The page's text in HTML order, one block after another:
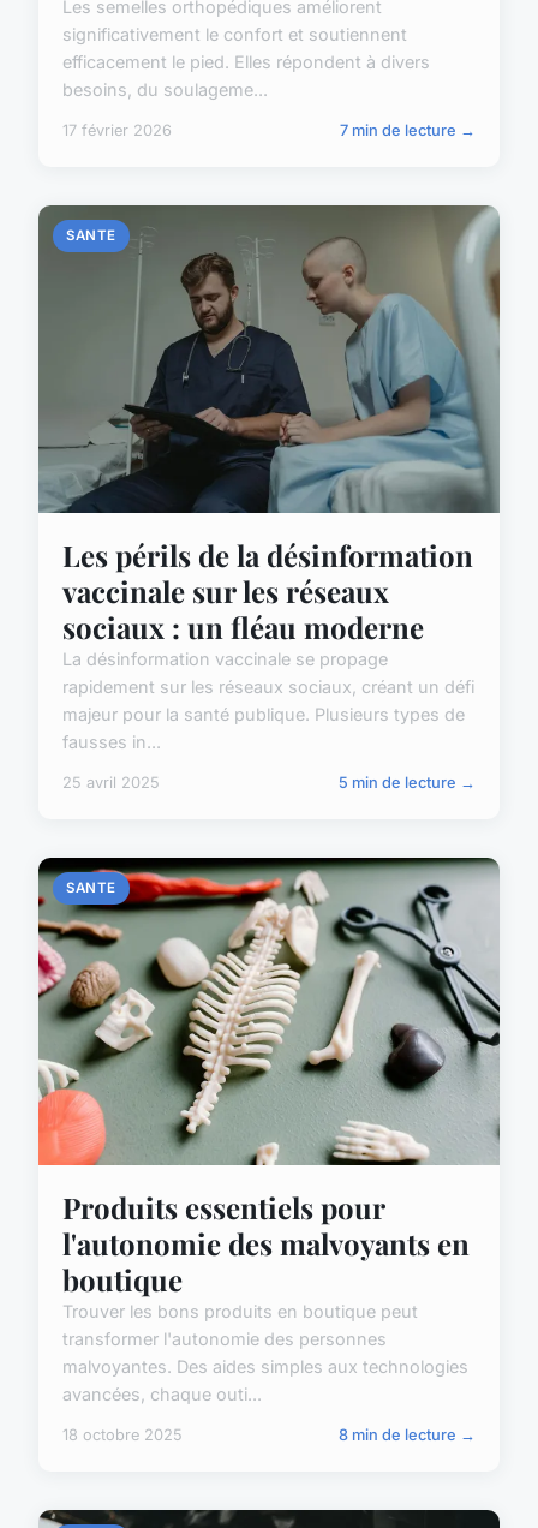
Les semelles orthopédiques améliorent
significativement le confort et soutiennent
efficacement le pied. Elles répondent à divers
besoins, du soulageme...
17 février 2026 7 min de lecture →
SANTE
Les périls de la désinformation
vaccinale sur les réseaux
sociaux : un fléau moderne
La désinformation vaccinale se propage
rapidement sur les réseaux sociaux, créant un défi
majeur pour la santé publique. Plusieurs types de
fausses in...
25 avril 2025 5 min de lecture →
SANTE
Produits essentiels pour
l'autonomie des malvoyants en
boutique
Trouver les bons produits en boutique peut
transformer l'autonomie des personnes
malvoyantes. Des aides simples aux technologies
avancées, chaque outi...
18 octobre 2025 8 min de lecture →